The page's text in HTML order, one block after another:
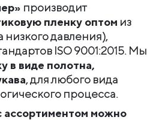
производит
пленку оптом из
низкого давления),
ISO 9001:2015. Мы
в виде полотна,
, для любого вида
процесса.
ассортиментом можно